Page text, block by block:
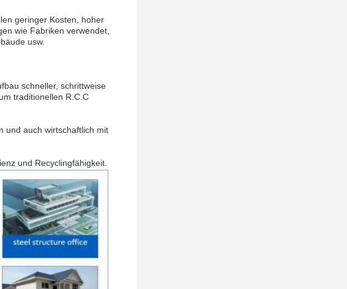
geringer Kosten, hoher
wie Fabriken verwendet,
usw.
schneller, schrittweise
traditionellen R.C.C
und auch wirtschaftlich mit
und Recyclingfähigkeit.